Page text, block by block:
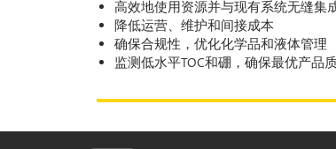
高效地使用资源并与现有系统无缝集
降低运营、维护和间接成本
确保合规性，优化化学品和液体管理
监测低水平TOC和硼，确保最优产品